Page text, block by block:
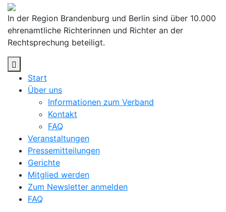
Skip
content
In der Region Brandenburg und Berlin sind über 10.000
ehrenamtliche Richterinnen und Richter an der
Rechtsprechung beteiligt.
Start
Über uns
Informationen zum Verband
Kontakt
FAQ
Veranstaltungen
Pressemitteilungen
Gerichte
Mitglied werden
Zum Newsletter anmelden
FAQ